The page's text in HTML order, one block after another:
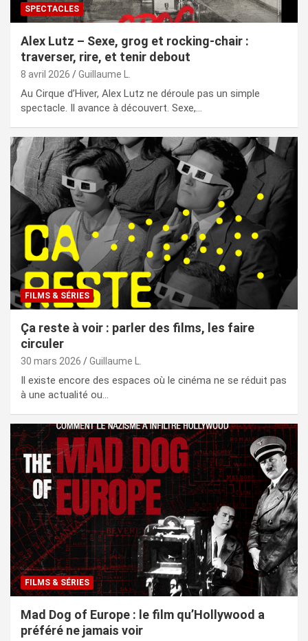
SPECTACLES
Alex Lutz – Sexe, grog et rocking-chair :
traverser, rire, et tenir debout
8 avril 2026 Guillaume L.
Au Cirque d’Hiver, Alex Lutz ne déroule pas un simple
spectacle. Il avance à découvert. Sexe,…
FILMS & SÉRIES
Ça reste à voir : parler des films, les faire
circuler
30 mars 2026 Guillaume L.
Il existe encore des espaces où le cinéma ne se réduit pas
à une actualité ou…
FILMS & SÉRIES
Mad Dog of Europe : le film qu’Hollywood a
préféré ne jamais voir